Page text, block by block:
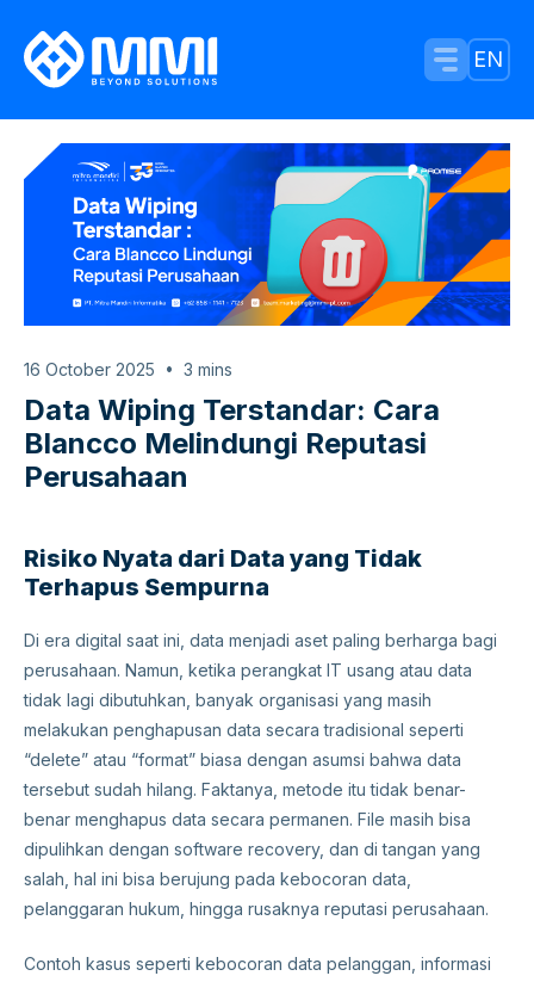
Menu
EN
16 October 2025 3 mins
Data Wiping Terstandar: Cara
Blancco Melindungi Reputasi
Perusahaan
Risiko Nyata dari Data yang Tidak
Terhapus Sempurna
Di era digital saat ini, data menjadi aset paling berharga bagi
perusahaan. Namun, ketika perangkat IT usang atau data
tidak lagi dibutuhkan, banyak organisasi yang masih
melakukan penghapusan data secara tradisional seperti
“delete” atau “format” biasa dengan asumsi bahwa data
tersebut sudah hilang. Faktanya, metode itu tidak benar-
benar menghapus data secara permanen. File masih bisa
dipulihkan dengan software recovery, dan di tangan yang
salah, hal ini bisa berujung pada kebocoran data,
pelanggaran hukum, hingga rusaknya reputasi perusahaan.
Contoh kasus seperti kebocoran data pelanggan, informasi